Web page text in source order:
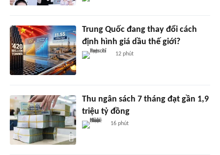
Trung Quốc đang thay đổi cách
định hình giá dầu thế giới?
12 phút
Thu ngân sách 7 tháng đạt gần 1,9
triệu tỷ đồng
16 phút